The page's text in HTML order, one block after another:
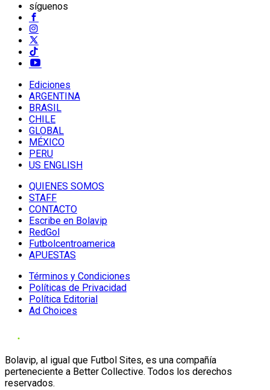
síguenos
Ediciones
ARGENTINA
BRASIL
CHILE
GLOBAL
MÉXICO
PERU
US ENGLISH
QUIENES SOMOS
STAFF
CONTACTO
Escribe en Bolavip
RedGol
Futbolcentroamerica
APUESTAS
Términos y Condiciones
Políticas de Privacidad
Política Editorial
Ad Choices
Bolavip, al igual que Futbol Sites, es una compañía
perteneciente a Better Collective. Todos los derechos
reservados.